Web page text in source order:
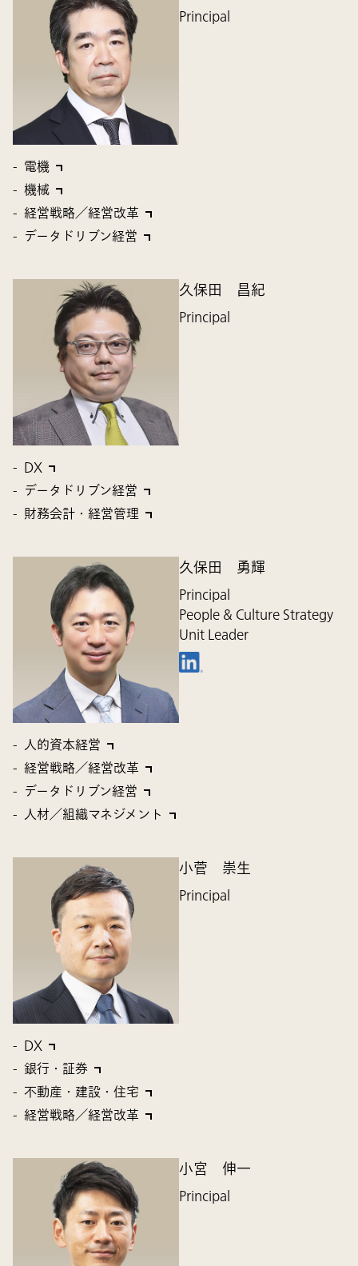
Principal
電機
機械
経営戦略／経営改革
データドリブン経営
久保田 昌紀
Principal
DX
データドリブン経営
財務会計・経営管理
久保田 勇輝
Principal
People & Culture Strategy
Unit Leader
人的資本経営
経営戦略／経営改革
データドリブン経営
人材／組織マネジメント
小菅 崇生
Principal
DX
銀行・証券
不動産・建設・住宅
経営戦略／経営改革
小宮 伸一
Principal